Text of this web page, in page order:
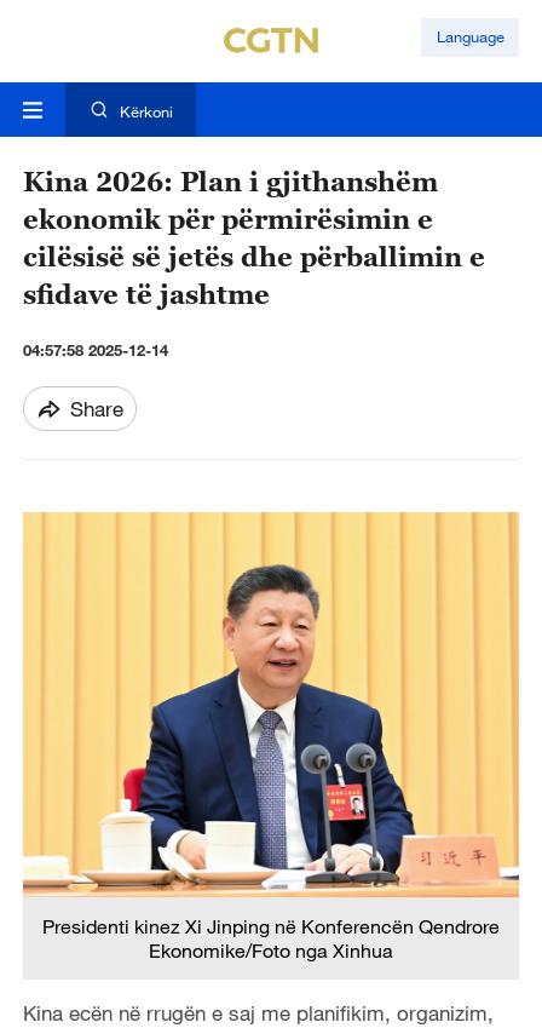
Language
Kërkoni
Kina 2026: Plan i gjithanshëm
ekonomik për përmirësimin e
cilësisë së jetës dhe përballimin e
sfidave të jashtme
04:57:58 2025-12-14
Share
Presidenti kinez Xi Jinping në Konferencën Qendrore
Ekonomike/Foto nga Xinhua
Kina ecën në rrugën e saj me planifikim, organizim,